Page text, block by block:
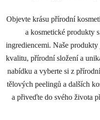
d
l
á
r
n
Objevte krásu přírodní
a kosmetické produkty
ingrediencemi. Naše
kvalitu, přírodní složení a
nabídku a vyberte si z
tělových peelingů a dalších
a přiveďte do svého života